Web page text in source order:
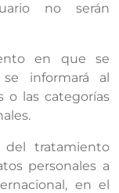
no serán
en que se
informará al
o las categorías
del tratamiento
personales a
en el